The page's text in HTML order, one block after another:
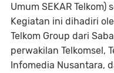
Umum SEKAR
Kegiatan ini dihadiri
Telkom Group dari
perwakilan Telkomsel,
Infomedia Nusantara,